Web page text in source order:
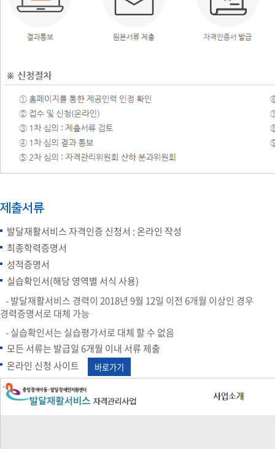
제출서류
발달재활서비스 자격인증 신청서 : 온라인 작성
최종학력증명서
성적증명서
실습확인서(해당 영역별 서식 사용)
- 발달재활서비스 경력이 2018년 9월 12일 이전 6개월 이상인 경우
경력증명서로 대체 가능
- 실습확인서는 실습평가서로 대체 할 수 없음
모든 서류는 발급일 6개월 이내 서류 제출
온라인 신청 사이트
바로가기